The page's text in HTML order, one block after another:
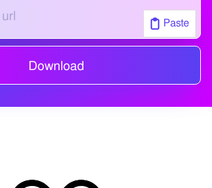
Paste
Download